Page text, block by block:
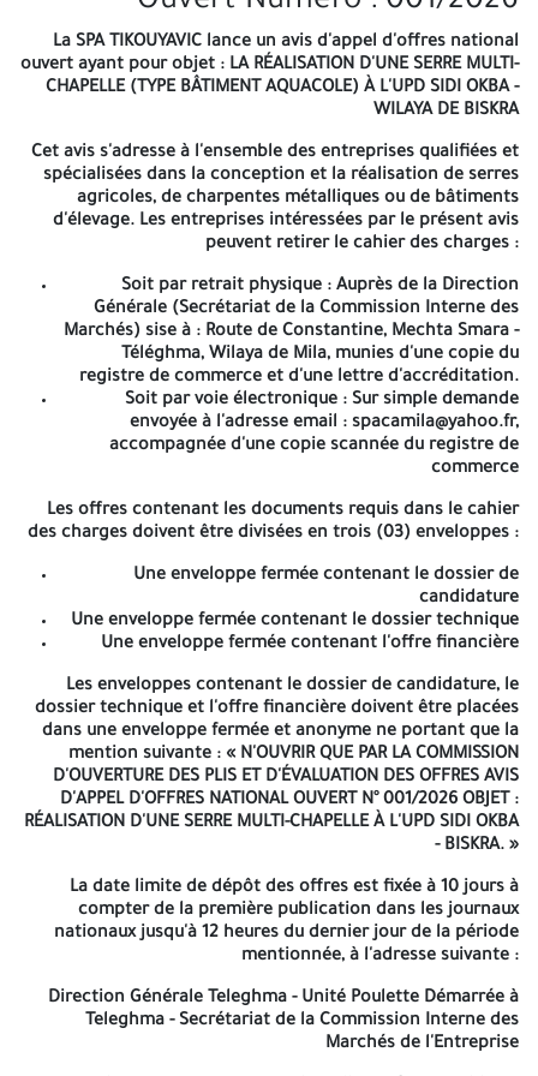
Ouvert Numéro : 001/2026
La SPA TIKOUYAVIC lance un avis d'appel d'offres national ouvert
ayant pour objet :LA RÉALISATION D'UNE SERRE MULTI-CHAPELLE
(TYPE BÂTIMENT AQUACOLE) À L'UPD SIDI OKBA - WILAYA DE
Cet avis s'adresse à l'ensemble des entreprises qualifiées et
spécialisées dans la conception et la réalisation de serres
agricoles, de charpentes métalliques ou de bâtiments d'élevage.
Les entreprises intéressées par le présent avis peuvent retirer le
Soit par retrait physique : Auprès de la Direction
Générale (Secrétariat de la Commission Interne des
Marchés) sise à : Route de Constantine, Mechta Smara
-Téléghma, Wilaya de Mila, munies d'une copie du
registre de commerce et d'une lettre d'accréditation.
Soit par voie électronique : Sur simple demande
envoyée à l'adresse email : spacamila@yahoo.fr,
accompagnée d'une copie scannée du registre de
Les offres contenant les documents requis dans le cahier des
Une enveloppe fermée contenant le dossier de
candidature
Une enveloppe fermée contenant le dossier technique
Les enveloppes contenant le dossier de candidature, le dossier
technique et l'offre financière doivent être placées dans une
enveloppe fermée et anonyme ne portant que la mention
suivante : « N'OUVRIR QUE PAR LA COMMISSION D'OUVERTURE DES
PLIS ET D'ÉVALUATION DES OFFRES AVIS D'APPEL D'OFFRES
NATIONAL OUVERT N° 001/2026 OBJET : RÉALISATION D'UNE SERRE
MULTI-CHAPELLE À L'UPD SIDI OKBA - BISKRA. »
La date limite de dépôt des offres est fixée à 10 jours à compter
de la première publication dans les journaux nationaux jusqu'à 12
heures du dernier jour de la période mentionnée, à l'adresse
suivante :
Direction Générale Teleghma - Unité Poulette Démarrée à
Teleghma - Secrétariat de la Commission Interne des Marchés de
l'Entreprise
La SPA TIKOUYAVIC lance un avis d'appel d'offres national
ouvert ayant pour objet : LA RÉALISATION D'UNE SERRE MULTI-
CHAPELLE (TYPE BÂTIMENT AQUACOLE) À L'UPD SIDI OKBA -
WILAYA DE BISKRA
Cet avis s'adresse à l'ensemble des entreprises qualifiées et
spécialisées dans la conception et la réalisation de serres
agricoles, de charpentes métalliques ou de bâtiments
d'élevage. Les entreprises intéressées par le présent avis
peuvent retirer le cahier des charges :
Soit par retrait physique : Auprès de la Direction
Générale (Secrétariat de la Commission Interne des
Marchés) sise à : Route de Constantine, Mechta Smara -
Téléghma, Wilaya de Mila, munies d'une copie du
registre de commerce et d'une lettre d'accréditation.
Soit par voie électronique : Sur simple demande
envoyée à l'adresse email : spacamila@yahoo.fr,
accompagnée d'une copie scannée du registre de
commerce
Les offres contenant les documents requis dans le cahier
des charges doivent être divisées en trois (03) enveloppes :
Une enveloppe fermée contenant le dossier de
candidature
Une enveloppe fermée contenant le dossier technique
Une enveloppe fermée contenant l'offre financière
Les enveloppes contenant le dossier de candidature, le
dossier technique et l'offre financière doivent être placées
dans une enveloppe fermée et anonyme ne portant que la
mention suivante : « N'OUVRIR QUE PAR LA COMMISSION
D'OUVERTURE DES PLIS ET D'ÉVALUATION DES OFFRES AVIS
D'APPEL D'OFFRES NATIONAL OUVERT N° 001/2026 OBJET :
RÉALISATION D'UNE SERRE MULTI-CHAPELLE À L'UPD SIDI OKBA
- BISKRA. »
La date limite de dépôt des offres est fixée à 10 jours à
compter de la première publication dans les journaux
nationaux jusqu'à 12 heures du dernier jour de la période
mentionnée, à l'adresse suivante :
Direction Générale Teleghma - Unité Poulette Démarrée à
Teleghma - Secrétariat de la Commission Interne des
Marchés de l'Entreprise